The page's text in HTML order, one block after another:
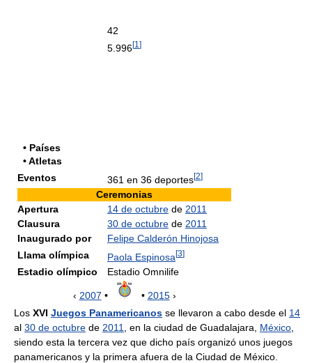
• Países
• Atletas
42
5.996[1 ]
Eventos 361 en 36 deportes[2]
Ceremonias
Apertura
14 de octubre de 2011
Clausura
30 de octubre de 2011
Inaugurado por
Felipe Calderón Hinojosa
Llama olímpica
Paola Espinosa[3]
Estadio olímpico Estadio Omnilife
‹ 2007 • • 2015›
Los XVI Juegos Panamericanos se llevaron a cabo desde el 14
al 30 de octubre de 2011 , en la ciudad de Guadalajara, México
siendo esta la tercera vez que dicho país organizó unos juegos
panamericanos y la primera afuera de la Ciudad de México.